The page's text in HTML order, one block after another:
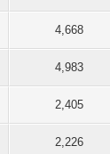
4,668
4,983
2,405
2,226